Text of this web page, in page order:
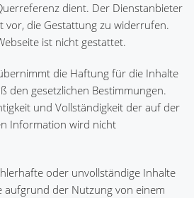
dient. Der Dienstanbieter
vor, die Gestattung zu widerrufen.
ist nicht gestattet.
die Haftung für die Inhalte
den gesetzlichen Bestimmungen.
und Vollständigkeit der auf der
Information wird nicht
oder unvollständige Inhalte
aufgrund der Nutzung von einem